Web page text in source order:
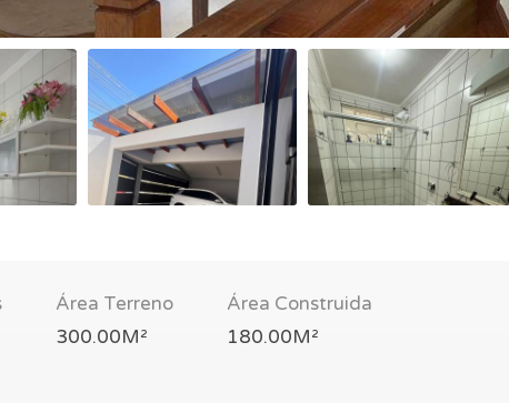
Área Terreno
300.00M²
Área Construida
180.00M²